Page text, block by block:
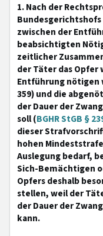
1. Nach der
zwischen der
beabsichtigten
zeitlicher
der Täter das Opfer
Entführung nötigen
359) und die
der Dauer der
soll (BGHR StGB §
dieser
hohen
Auslegung bedarf,
Sich-Bemächtigen
Opfers deshalb
stellen, weil der
der Dauer der
kann.